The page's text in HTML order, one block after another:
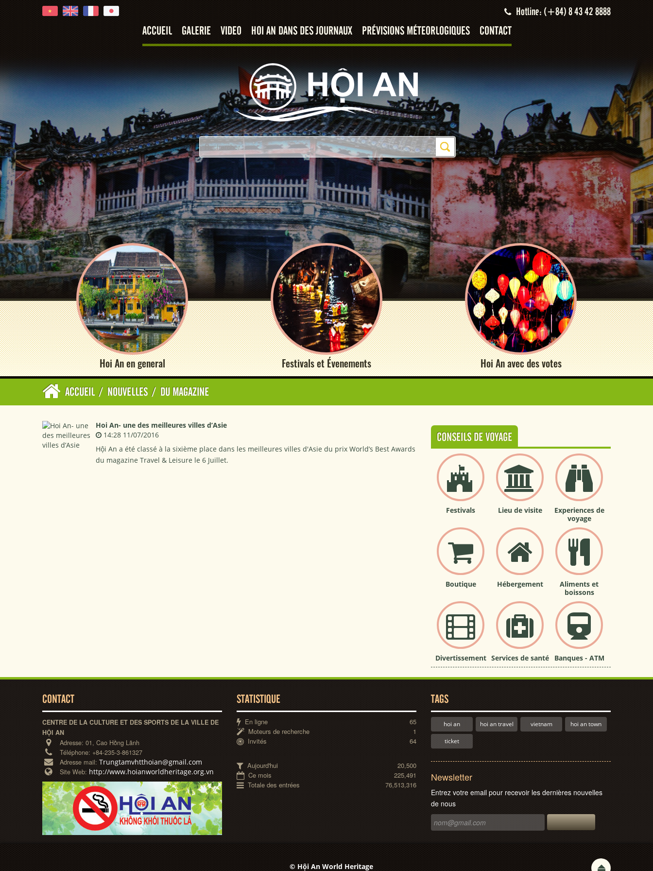
Hotline: (+84) 8 43 42 8888
ACCUEIL GALERIE VIDEO HOI AN DANS DES JOURNAUX PRÉVISIONS MÉTEORLOGIQUES CONTACT
Hoi An en general Festivals et Évenements Hoi An avec des votes
ACCUEIL / NOUVELLES / DU MAGAZINE
Hoi An- une des meilleures villes d’Asie
14:28 11/07/2016
Hội An a été classé à la sixième place dans les meilleures villes d'Asie du prix World’s Best Awards
du magazine Travel & Leisure le 6 Juillet.
CONSEILS DE VOYAGE
Festivals Lieu de visite
Experiences de
voyage
Boutique Hébergement
Aliments et
boissons
Divertissement Services de santé Banques - ATM
CONTACT
CENTRE DE LA CULTURE ET DES SPORTS DE LA VILLE DE
HỘI AN
Adresse: 01, Cao Hồng Lãnh
Téléphone: +84-235-3-861327
Adresse mail: Trungtamvhtthoian@gmail.com
Site Web: http://www.hoianworldheritage.org.vn
STATISTIQUE
En ligne
65
Moteurs de recherche
1
Invités
64
Aujourd'hui
20,500
Ce mois
225,491
Totale des entrées
76,513,316
TAGS
hoi an hoi an travel vietnam hoi an town
ticket
Newsletter
Entrez votre email pour recevoir les dernières nouvelles
de nous
© Hội An World Heritage